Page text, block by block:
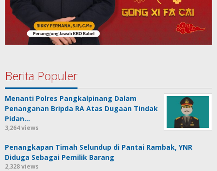
Berita Populer
Menanti Polres Pangkalpinang Dalam
Penanganan Bripda RA Atas Dugaan Tindak
Pidan…
3,264 views
Penangkapan Timah Selundup di Pantai Rambak, YNR
Diduga Sebagai Pemilik Barang
2,328 views